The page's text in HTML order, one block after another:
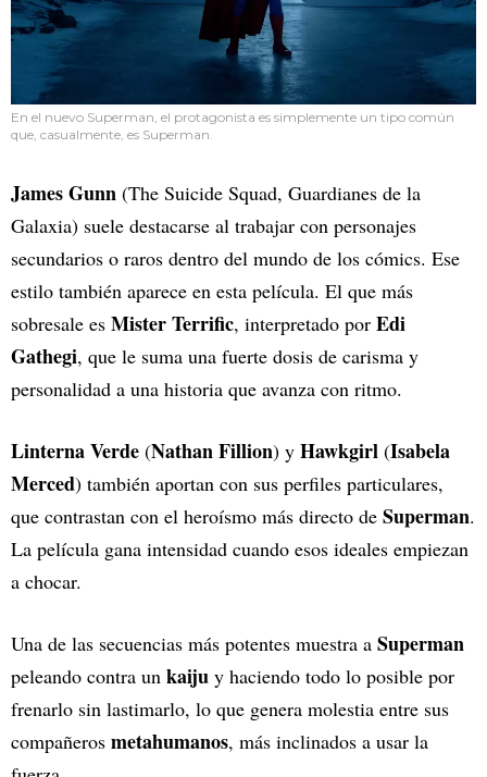
En el nuevo Superman, el protagonista es simplemente un tipo común
que, casualmente, es Superman.
James Gunn (The Suicide Squad, Guardianes de la
Galaxia) suele destacarse al trabajar con personajes
secundarios o raros dentro del mundo de los cómics. Ese
estilo también aparece en esta película. El que más
sobresale es Mister Terrific, interpretado por Edi
Gathegi, que le suma una fuerte dosis de carisma y
personalidad a una historia que avanza con ritmo.
Linterna Verde (Nathan Fillion) y Hawkgirl (Isabela
Merced) también aportan con sus perfiles particulares,
que contrastan con el heroísmo más directo de Superman.
La película gana intensidad cuando esos ideales empiezan
a chocar.
Una de las secuencias más potentes muestra a Superman
peleando contra un kaiju y haciendo todo lo posible por
frenarlo sin lastimarlo, lo que genera molestia entre sus
compañeros metahumanos, más inclinados a usar la